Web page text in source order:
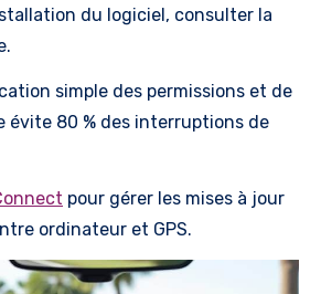
du logiciel, consulter la
simple des permissions et de
évite 80 % des interruptions de
pour gérer les mises à jour
ordinateur et GPS.